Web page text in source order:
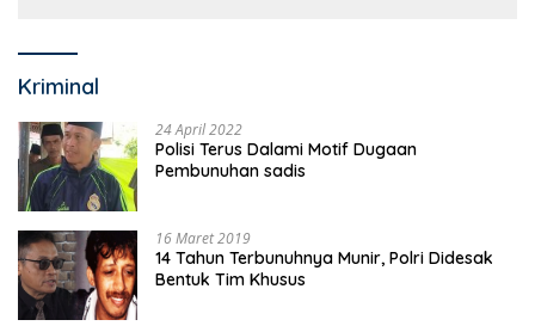
Kriminal
24 April 2022
Polisi Terus Dalami Motif Dugaan
Pembunuhan sadis
16 Maret 2019
14 Tahun Terbunuhnya Munir, Polri Didesak
Bentuk Tim Khusus